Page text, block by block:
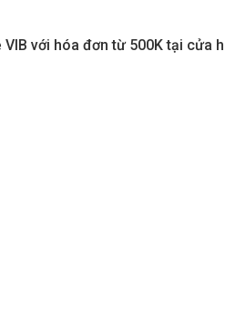
với hóa đơn từ 500K tại cửa